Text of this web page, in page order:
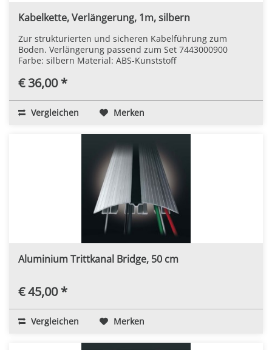
Kabelkette, Verlängerung, 1m, silbern
Zur strukturierten und sicheren Kabelführung zum
Boden. Verlängerung passend zum Set 7443000900
Farbe: silbern Material: ABS-Kunststoff
€ 36,00 *
Vergleichen Merken
Aluminium Trittkanal Bridge, 50 cm
€ 45,00 *
Vergleichen Merken